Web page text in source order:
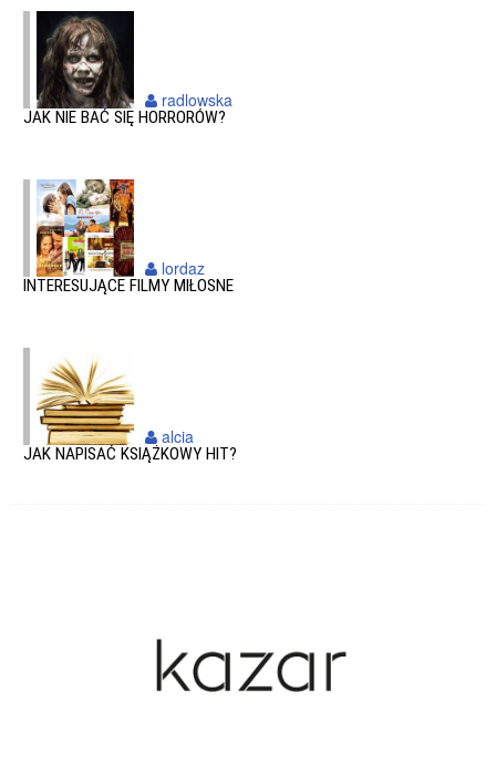
JAK NIE BAĆ SIĘ HORRORÓW?
radlowska
INTERESUJĄCE FILMY MIŁOSNE
lordaz
JAK NAPISAĆ KSIĄŻKOWY HIT?
alcia